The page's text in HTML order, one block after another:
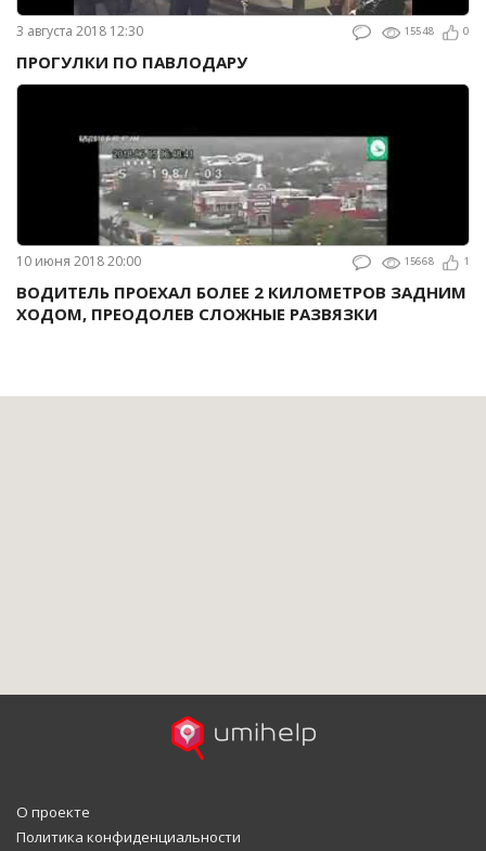
3 августа 2018 12:30 15548 0
ПРОГУЛКИ ПО ПАВЛОДАРУ
10 июня 2018 20:00 15668 1
ВОДИТЕЛЬ ПРОЕХАЛ БОЛЕЕ 2 КИЛОМЕТРОВ ЗАДНИМ
ХОДОМ, ПРЕОДОЛЕВ СЛОЖНЫЕ РАЗВЯЗКИ
О проекте
Политика конфиденциальности